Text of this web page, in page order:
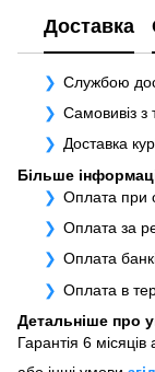
Доставка
Службою
Самовивіз з
Доставка
Більше
Оплата при
Оплата за
Оплата
Оплата в
Детальніше про
Гарантія 6